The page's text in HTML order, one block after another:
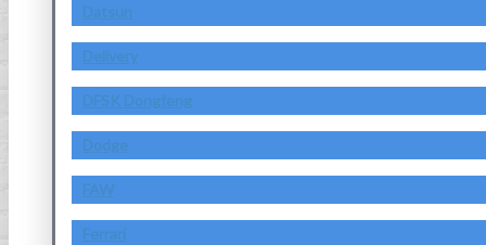
Datsun
Delivery
DFSK Dongfeng
Dodge
FAW
Ferrari